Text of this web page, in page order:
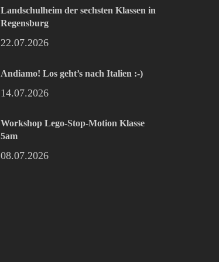
Landschulheim der sechsten Klassen in
Regensburg
22.07.2026
Andiamo! Los geht’s nach Italien :-)
14.07.2026
Workshop Lego-Stop-Motion Klasse
5am
08.07.2026